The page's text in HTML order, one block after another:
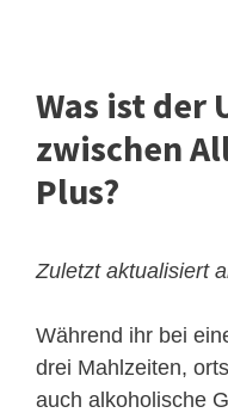
Was ist der
zwischen
Plus?
Zuletzt aktualisiert
Während ihr bei
drei Mahlzeiten,
auch alkoholische